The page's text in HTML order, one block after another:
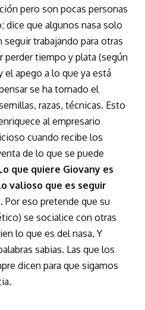
pero son pocas personas
dice que algunos nasa solo
trabajando para otras
perder tiempo y plata (según
apego a lo que ya está
se ha tomado el
razas, técnicas. Esto
al empresario
cuando recibe los
de lo que se puede
que quiere Giovany es
valioso que es seguir
. Por eso pretende que su
se socialice con otras
lo que es del nasa. Y
sabias. Las que los
dicen para que sigamos